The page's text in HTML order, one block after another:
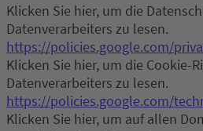
Klicken Sie hier, um die
Datenverarbeiters zu lesen.
https://policies.google.com/
Klicken Sie hier, um die Cookie-
Datenverarbeiters zu lesen.
https://policies.google.com/
Klicken Sie hier, um auf allen